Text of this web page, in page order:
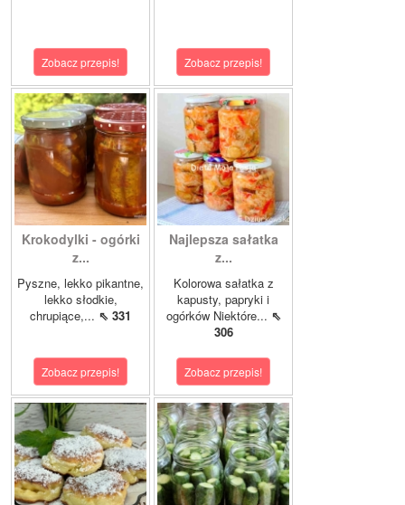
Zobacz przepis! Zobacz przepis!
Krokodylki - ogórki
z...
Pyszne, lekko pikantne,
lekko słodkie,
chrupiące,... ⇖ 331
Zobacz przepis!
Najlepsza sałatka
z...
Kolorowa sałatka z
kapusty, papryki i
ogórków Niektóre... ⇖
306
Zobacz przepis!